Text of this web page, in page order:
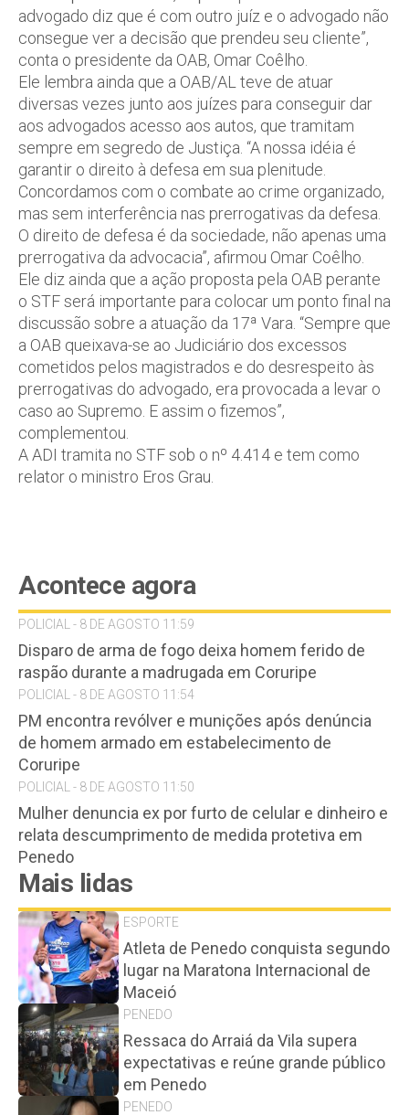
advogado diz que é com outro juíz e o advogado não
consegue ver a decisão que prendeu seu cliente”,
conta o presidente da OAB, Omar Coêlho.
Ele lembra ainda que a OAB/AL teve de atuar
diversas vezes junto aos juízes para conseguir dar
aos advogados acesso aos autos, que tramitam
sempre em segredo de Justiça. “A nossa idéia é
garantir o direito à defesa em sua plenitude.
Concordamos com o combate ao crime organizado,
mas sem interferência nas prerrogativas da defesa.
O direito de defesa é da sociedade, não apenas uma
prerrogativa da advocacia”, afirmou Omar Coêlho.
Ele diz ainda que a ação proposta pela OAB perante
o STF será importante para colocar um ponto final na
discussão sobre a atuação da 17ª Vara. “Sempre que
a OAB queixava-se ao Judiciário dos excessos
cometidos pelos magistrados e do desrespeito às
prerrogativas do advogado, era provocada a levar o
caso ao Supremo. E assim o fizemos”,
complementou.
A ADI tramita no STF sob o nº 4.414 e tem como
relator o ministro Eros Grau.
Acontece agora
POLICIAL - 8 DE AGOSTO 11:59
Disparo de arma de fogo deixa homem ferido de
raspão durante a madrugada em Coruripe
POLICIAL - 8 DE AGOSTO 11:54
PM encontra revólver e munições após denúncia
de homem armado em estabelecimento de
Coruripe
POLICIAL - 8 DE AGOSTO 11:50
Mulher denuncia ex por furto de celular e dinheiro e
relata descumprimento de medida protetiva em
Penedo
Mais lidas
ESPORTE
Atleta de Penedo conquista segundo
lugar na Maratona Internacional de
Maceió
PENEDO
Ressaca do Arraiá da Vila supera
expectativas e reúne grande público
em Penedo
PENEDO